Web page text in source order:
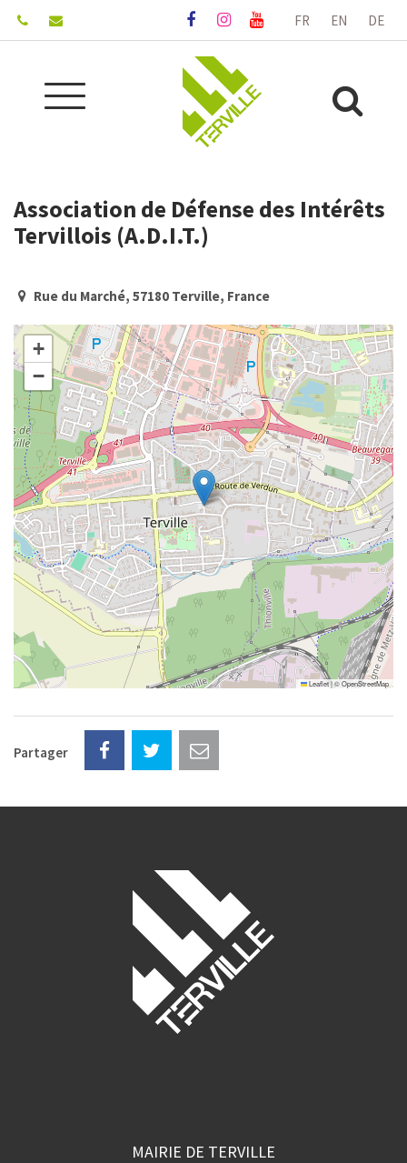
FR EN DE
Lien
le
compte
Facebook
Lien
le
compte
Instagram
Lien
chaîne
Youtube
Aller
à
Association de Défense des Intérêts
Tervillois (A.D.I.T.)
Rue du Marché, 57180 Terville, France
+
−
Leaflet|©OpenStreetMap
Partager
MAIRIE DE TERVILLE